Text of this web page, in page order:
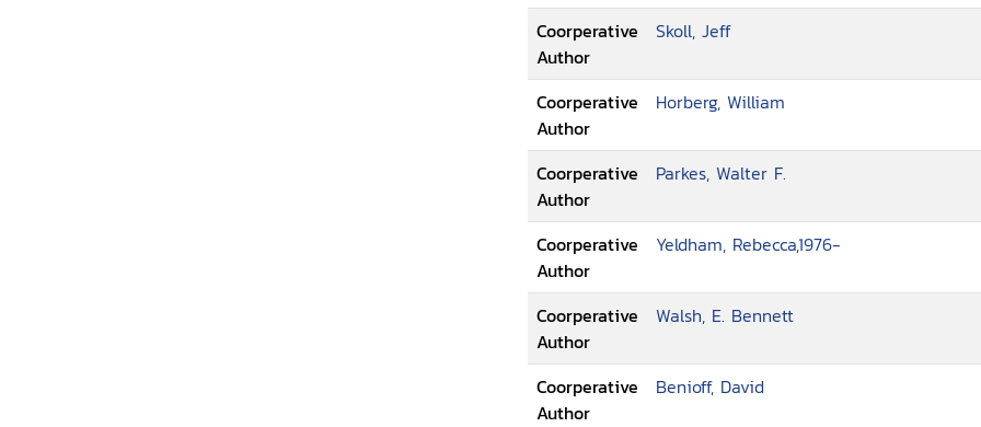
Coorperative
Author
Skoll, Jeff
Coorperative
Author
Horberg, William
Coorperative
Author
Parkes, Walter F.
Coorperative
Author
Yeldham, Rebecca,1976-
Coorperative
Author
Walsh, E. Bennett
Coorperative
Author
Benioff, David